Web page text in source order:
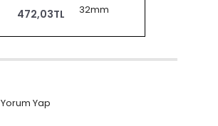
472,03TL
Yorum Yap